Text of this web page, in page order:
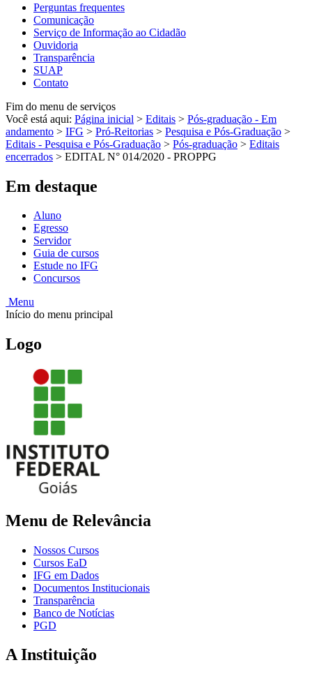
Perguntas frequentes
Comunicação
Serviço de Informação ao Cidadão
Ouvidoria
Transparência
SUAP
Contato
Fim do menu de serviços
Você está aqui: Página inicial > Editais > Pós-graduação - Em
andamento > IFG > Pró-Reitorias > Pesquisa e Pós-Graduação >
Editais - Pesquisa e Pós-Graduação > Pós-graduação > Editais
encerrados > EDITAL N° 014/2020 - PROPPG
Em destaque
Aluno
Egresso
Servidor
Guia de cursos
Estude no IFG
Concursos
Menu
Início do menu principal
Logo
Menu de Relevância
Nossos Cursos
Cursos EaD
IFG em Dados
Documentos Institucionais
Transparência
Banco de Notícias
PGD
A Instituição